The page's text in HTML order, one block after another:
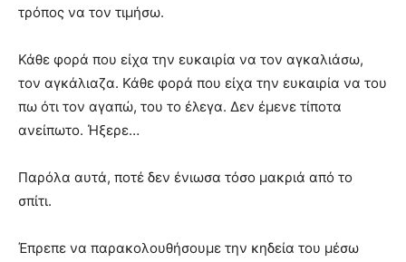
τρόπος να τον τιμήσω.
Κάθε φορά που είχα την ευκαιρία να τον αγκαλιάσω,
τον αγκάλιαζα. Κάθε φορά που είχα την ευκαιρία να του
πω ότι τον αγαπώ, του το έλεγα. Δεν έμενε τίποτα
ανείπωτο. Ήξερε…
Παρόλα αυτά, ποτέ δεν ένιωσα τόσο μακριά από το
σπίτι.
Έπρεπε να παρακολουθήσουμε την κηδεία του μέσω